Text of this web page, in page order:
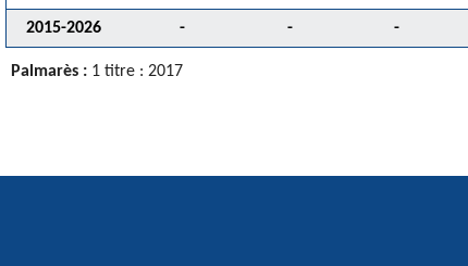
2015-2026 - - -
Palmarès : 1 titre : 2017